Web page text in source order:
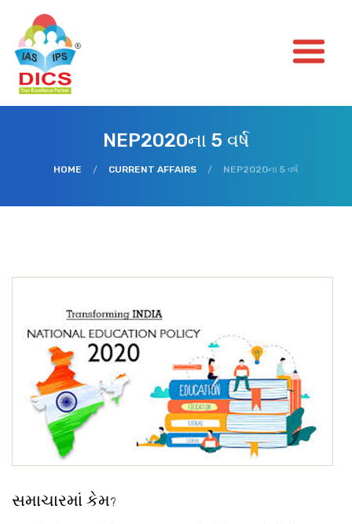
NEP2020ના 5 વર્ષ
HOME / CURRENT AFFAIRS / NEP2020ના 5 વર્ષ
સમાચારમાં કેમ?